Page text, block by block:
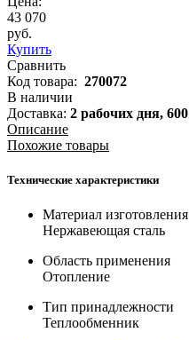
43 070
руб.
Купить
Сравнить
Код товара: 270072
В наличии
Доставка: 2 рабочих дня, 600
Описание
Похожие товары
Технические характеристики
Материал изготовления
Нержавеющая сталь
Область применения
Отопление
Тип принадлежности
Теплообменник